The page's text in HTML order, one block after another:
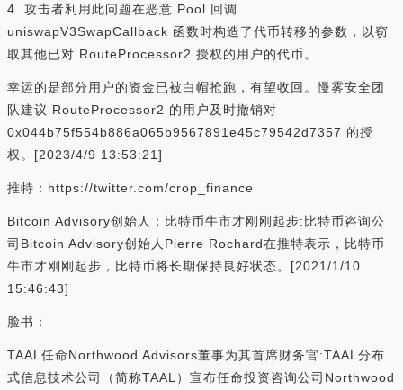
4. 攻击者利用此问题在恶意 Pool 回调
uniswapV3SwapCallback 函数时构造了代币转移的参数，以窃
取其他已对 RouteProcessor2 授权的用户的代币。
幸运的是部分用户的资金已被白帽抢跑，有望收回。慢雾安全团
队建议 RouteProcessor2 的用户及时撤销对
0x044b75f554b886a065b9567891e45c79542d7357 的授
权。[2023/4/9 13:53:21]
推特：https://twitter.com/crop_finance
Bitcoin Advisory创始人：比特币牛市才刚刚起步:比特币咨询公
司Bitcoin Advisory创始人Pierre Rochard在推特表示，比特币
牛市才刚刚起步，比特币将长期保持良好状态。[2021/1/10
15:46:43]
脸书：
TAAL任命Northwood Advisors董事为其首席财务官:TAAL分布
式信息技术公司（简称TAAL）宣布任命投资咨询公司Northwood